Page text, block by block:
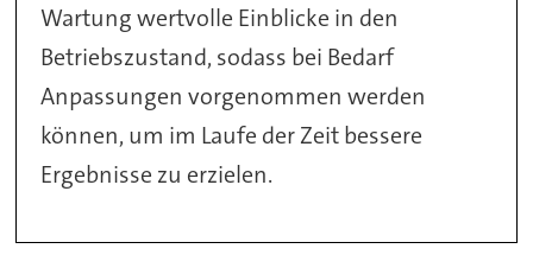
Wartung wertvolle Einblicke in den
Betriebszustand, sodass bei Bedarf
Anpassungen vorgenommen werden
können, um im Laufe der Zeit bessere
Ergebnisse zu erzielen.